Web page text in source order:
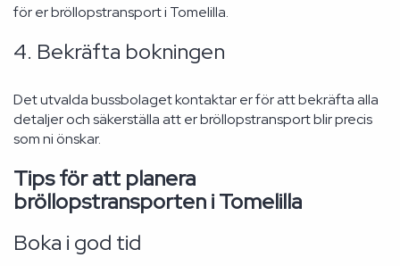
för er bröllopstransport i Tomelilla.
4. Bekräfta bokningen
Det utvalda bussbolaget kontaktar er för att bekräfta alla
detaljer och säkerställa att er bröllopstransport blir precis
som ni önskar.
Tips för att planera
bröllopstransporten i Tomelilla
Boka i god tid